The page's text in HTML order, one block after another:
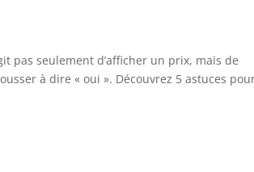
pas seulement d’afficher un prix, mais de
à dire « oui ». Découvrez 5 astuces